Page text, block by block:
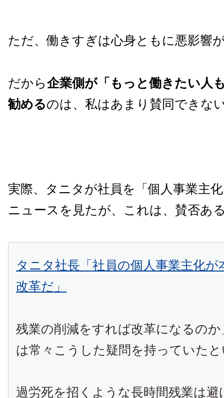
ただ、働きすぎは心身ともに悪影響
だから企業側が「もっと働きたい人
勧めるのは、私はあまり賛同できな
実際、タニタが社員を「個人事業主
ニュースを見たが、これは、賛否あ
タニタ社長「社員の個人事業主化が
改革だ」
残業の削減をすれば改革になるの
は常々こうした疑問を持っていた
過労死を招くような長時間残業は